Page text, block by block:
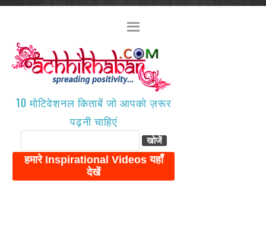
10 मोटिवेशनल किताबें जो आपको ज़रूर
पढ़नी चाहिएं